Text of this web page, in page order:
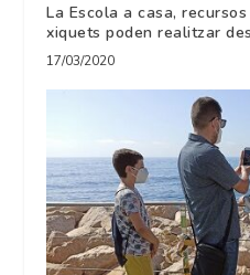
La Escola a casa,
xiquets poden realitzar
17/03/2020